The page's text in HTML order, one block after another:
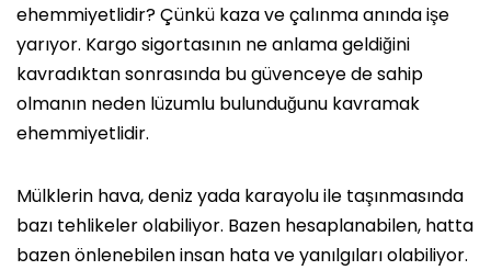
ehemmiyetlidir? Çünkü kaza ve çalınma anında işe
yarıyor. Kargo sigortasının ne anlama geldiğini
kavradıktan sonrasında bu güvenceye de sahip
olmanın neden lüzumlu bulunduğunu kavramak
ehemmiyetlidir.
Mülklerin hava, deniz yada karayolu ile taşınmasında
bazı tehlikeler olabiliyor. Bazen hesaplanabilen, hatta
bazen önlenebilen insan hata ve yanılgıları olabiliyor.